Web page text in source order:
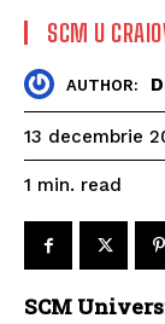
SCM U
AUTHOR:
13 decembrie
1 min. read
SCM